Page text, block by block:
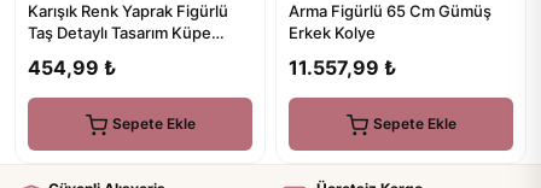
Karışık Renk Yaprak Figürlü
Taş Detaylı Tasarım Küpe
454,99 ₺
Sepete Ekle
Arma Figürlü 65 Cm Gümüş
Erkek Kolye
11.557,99 ₺
Sepete Ekle